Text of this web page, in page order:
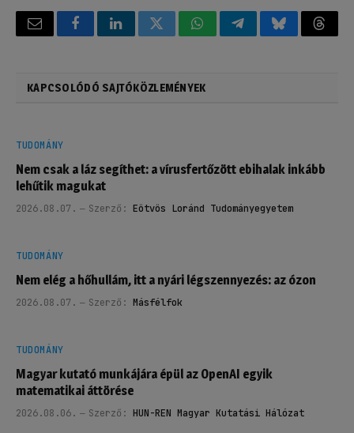
Email FacebookLinkedInTwitterWhatsAppTelegramBluesky
KAPCSOLÓDÓ SAJTÓKÖZLEMÉNYEK
TUDOMÁNY
Nem csak a láz segíthet: a vírusfertőzött ebihalak inkább
lehűtik magukat
2026.08.07. Szerző: Eötvös Loránd Tudományegyetem
TUDOMÁNY
Nem elég a hőhullám, itt a nyári légszennyezés: az ózon
2026.08.07. Szerző: Másfélfok
TUDOMÁNY
Magyar kutató munkájára épül az OpenAI egyik
matematikai áttörése
2026.08.06. Szerző: HUN-REN Magyar Kutatási Hálózat